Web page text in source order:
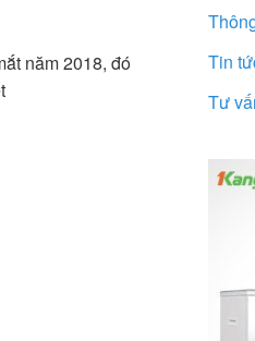
năm 2018, đó
Tin
Tư